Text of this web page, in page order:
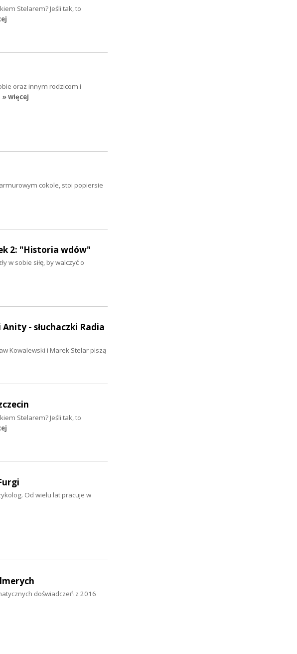
Stelarem? Jeśli tak, to
oraz innym rodzicom i
» więcej
cokole, stoi popiersie
2: "Historia wdów"
w sobie siłę, by walczyć o
- słuchaczki Radia
Kowalewski i Marek Stelar piszą
Stelarem? Jeśli tak, to
Od wielu lat pracuje w
doświadczeń z 2016